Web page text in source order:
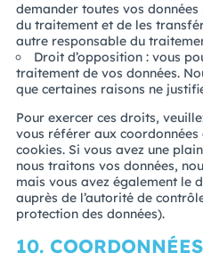
demander toutes vos
du traitement et de les
autre responsable du
Droit d’opposition : vous
traitement de vos données.
que certaines raisons ne
Pour exercer ces droits,
vous référer aux
cookies. Si vous avez une
nous traitons vos données,
mais vous avez également le
auprès de l’autorité de
protection des données).
10. COORDONNÉES